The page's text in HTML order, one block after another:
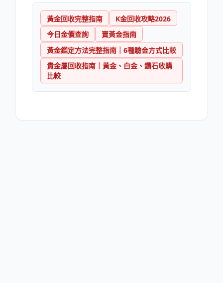
黃金回收完整指南
K金回收攻略2026
今日金價查詢
賣黃金指南
黃金鑑定方法完整指南｜6種驗金方式比較
貴金屬回收指南｜黃金、白金、鑽石收購
比較